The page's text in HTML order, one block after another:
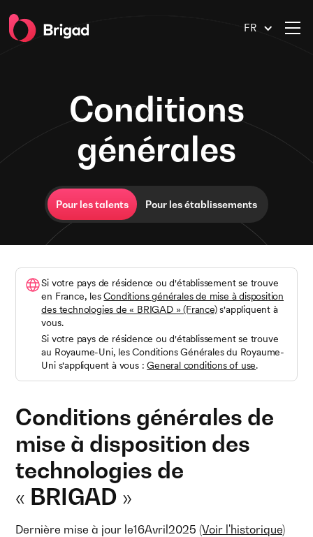
FR
Conditions
générales
Pour les talents Pour les établissements
Si votre pays de résidence ou d'établissement se trouve
en France, lesConditions générales de mise à disposition
des technologies de « BRIGAD » (France)s'appliquent à
vous.
Si votre pays de résidence ou d'établissement se trouve
au Royaume-Uni, les Conditions Générales du Royaume-
Uni s'appliquent à vous :General conditions of use.
Conditions générales de
mise à disposition des
technologies de
« BRIGAD »
Dernière mise à jour le16Avril2025 (Voir l'historique)